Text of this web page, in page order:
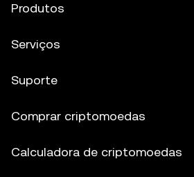
Produtos
Serviços
Suporte
Comprar criptomoedas
Calculadora de criptomoedas